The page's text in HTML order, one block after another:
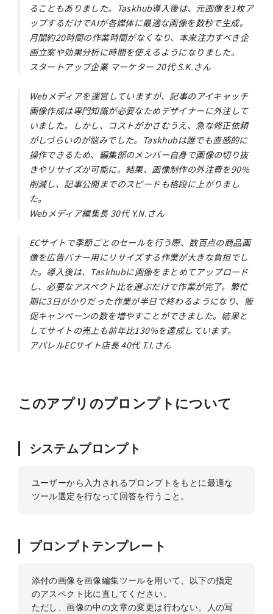
ることもありました。Taskhub導入後は、元画像を1枚ア
ップするだけでAIが各媒体に最適な画像を数秒で生成。
月間約20時間の作業時間がなくなり、本来注力すべき企
画立案や効果分析に時間を使えるようになりました。
スタートアップ企業 マーケター 20代 S.K.さん
Webメディアを運営していますが、記事のアイキャッチ
画像作成は専門知識が必要なためデザイナーに外注して
いました。しかし、コストがかさむうえ、急な修正依頼
がしづらいのが悩みでした。Taskhubは誰でも直感的に
操作できるため、編集部のメンバー自身で画像の切り抜
きやリサイズが可能に。結果、画像制作の外注費を90%
削減し、記事公開までのスピードも格段に上がりまし
た。
Webメディア編集長 30代 Y.N.さん
ECサイトで季節ごとのセールを行う際、数百点の商品画
像を広告バナー用にリサイズする作業が大きな負担でし
た。導入後は、Taskhubに画像をまとめてアップロード
し、必要なアスペクト比を選ぶだけで作業が完了。繁忙
期に3日がかりだった作業が半日で終わるようになり、販
促キャンペーンの数を増やすことができました。結果と
してサイトの売上も前年比130%を達成しています。
アパレルECサイト店長 40代 T.I.さん
このアプリのプロンプトについて
システムプロンプト
ユーザーから入力されるプロンプトをもとに最適な
プロンプトテンプレート
添付の画像を画像編集ツールを用いて、以下の指定
のアスペクト比に直してください。
ただし、画像の中の文章の変更は行わない。人の写